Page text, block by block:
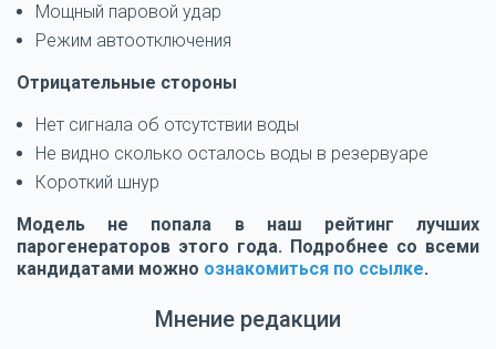
Мощный паровой удар
Режим автоотключения
Отрицательные стороны
Нет сигнала об отсутствии воды
Не видно сколько осталось воды в резервуаре
Короткий шнур
Модель не попала в наш рейтинг лучших
парогенераторов этого года. Подробнее со всеми
кандидатами можно ознакомиться по ссылке.
Мнение редакции